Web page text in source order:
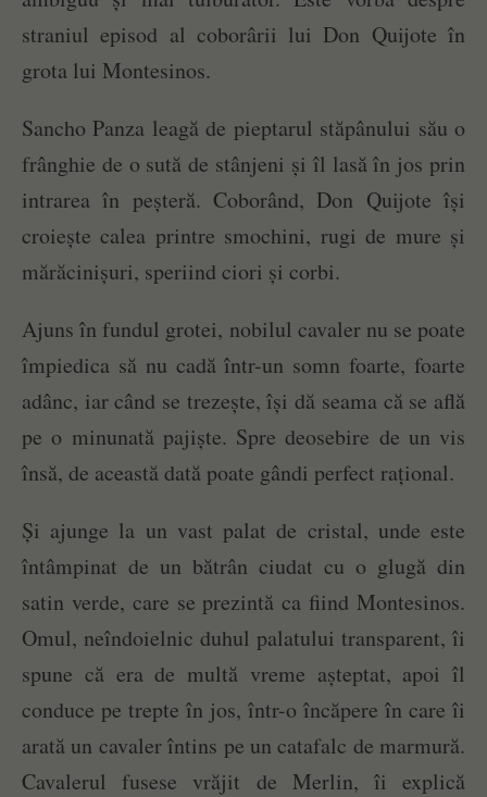
straniul episod al coborârii lui Don Quijote în
grota lui Montesinos.
Sancho Panza leagă de pieptarul stăpânului său o
frânghie de o sută de stânjeni și îl lasă în jos prin
intrarea în peșteră. Coborând, Don Quijote își
croiește calea printre smochini, rugi de mure și
mărăcinișuri, speriind ciori și corbi.
Ajuns în fundul grotei, nobilul cavaler nu se poate
împiedica să nu cadă într-un somn foarte, foarte
adânc, iar când se trezește, își dă seama că se află
pe o minunată pajiște. Spre deosebire de un vis
însă, de această dată poate gândi perfect rațional.
Și ajunge la un vast palat de cristal, unde este
întâmpinat de un bătrân ciudat cu o glugă din
satin verde, care se prezintă ca fiind Montesinos.
Omul, neîndoielnic duhul palatului transparent, îi
spune că era de multă vreme așteptat, apoi îl
conduce pe trepte în jos, într-o încăpere în care îi
arată un cavaler întins pe un catafalc de marmură.
Cavalerul fusese vrăjit de Merlin, îi explică